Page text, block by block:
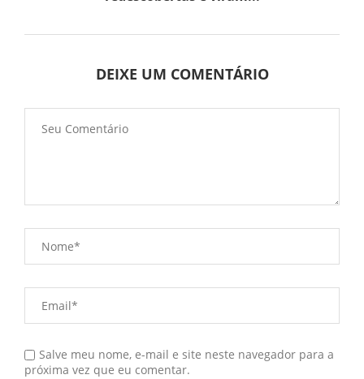
DEIXE UM COMENTÁRIO
Salve meu nome, e-mail e site neste navegador para a
próxima vez que eu comentar.